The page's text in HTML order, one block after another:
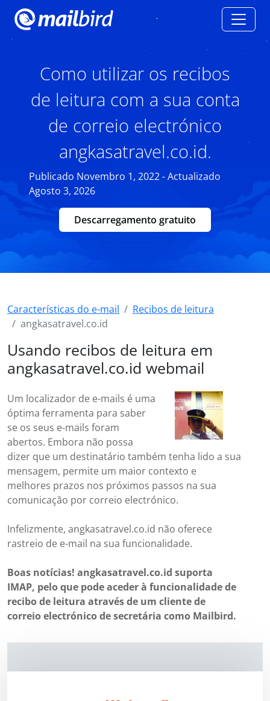
Como utilizar os recibos
de leitura com a sua conta
de correio electrónico
angkasatravel.co.id.
Publicado Novembro 1, 2022 - Actualizado
Agosto 3, 2026
Descarregamento gratuito
Características do e-mail
Recibos de leitura
angkasatravel.co.id
Usando recibos de leitura em
angkasatravel.co.id webmail
Um localizador de e-mails é uma
óptima ferramenta para saber
se os seus e-mails foram
abertos. Embora não possa
dizer que um destinatário também tenha lido a sua
mensagem, permite um maior contexto e
melhores prazos nos próximos passos na sua
comunicação por correio electrónico.
Infelizmente, angkasatravel.co.id não oferece
rastreio de e-mail na sua funcionalidade.
Boas notícias! angkasatravel.co.id suporta
IMAP, pelo que pode aceder à funcionalidade de
recibo de leitura através de um cliente de
correio electrónico de secretária como Mailbird.